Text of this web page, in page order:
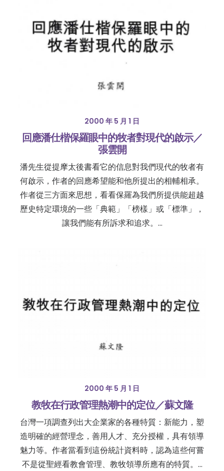
2000 年 5 月 1 日
回應潘仕楷保羅眼中的牧者對現代的啟示／
張雲開
潘先生從提摩太後書看它的信息對我們現代的牧者有
何啟示，作者的回應希望能和他所提出的相輔相承。
作者從三方面來思想，看看保羅為我們所提供能超越
歷史特定環境的一些「典範」「榜樣」或「標準」，
讓我們能有所訴求和追求。…
2000 年 5 月 1 日
教牧在行政管理熱潮中的定位／蘇文隆
台灣一項調查列出大企業家的各種特質：新能力，塑
造明確的經營理念，善用人才、充分授權，具有領導
魅力等。作者當看到這份統計資料時，認為這些何嘗
不是從聖經看教會管理、教牧領導所應有的特質。…